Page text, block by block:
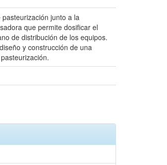
junto a la
que permite dosificar el
de distribución de los equipos.
y construcción de una